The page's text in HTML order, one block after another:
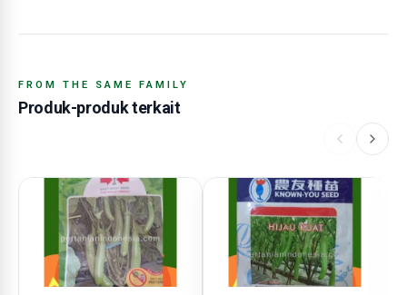
FROM THE SAME FAMILY
Produk-produk terkait